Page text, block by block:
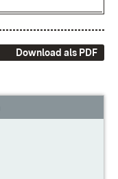
Download als PDF